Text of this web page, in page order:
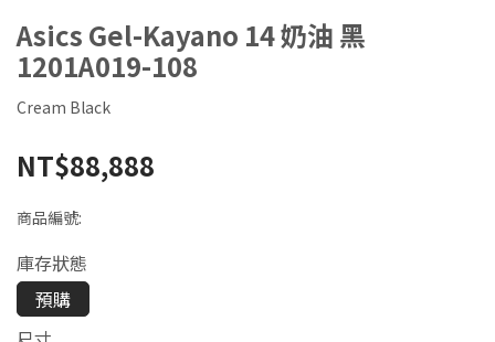
Asics Gel-Kayano 14 奶油 黑
1201A019-108
Cream Black
NT$88,888
商品編號:
庫存狀態
預購